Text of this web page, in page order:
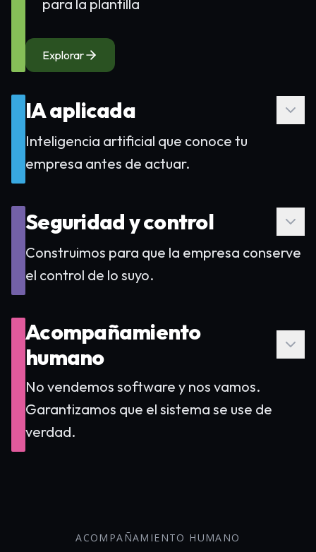
para la plantilla
Explorar
IA aplicada
Inteligencia artificial que conoce tu
empresa antes de actuar.
Escala de intervención (Asiste,
Automatiza, Actúa, Aprueba)
real
Procesamiento automático de
Seguridad y control
Construimos para que la empresa conserve
el control de lo suyo.
Datos estructurados y portables
Europeo de IA
Acompañamiento
humano
No vendemos software y nos vamos.
Garantizamos que el sistema se use de
verdad.
ACOMPAÑAMIENTO HUMANO